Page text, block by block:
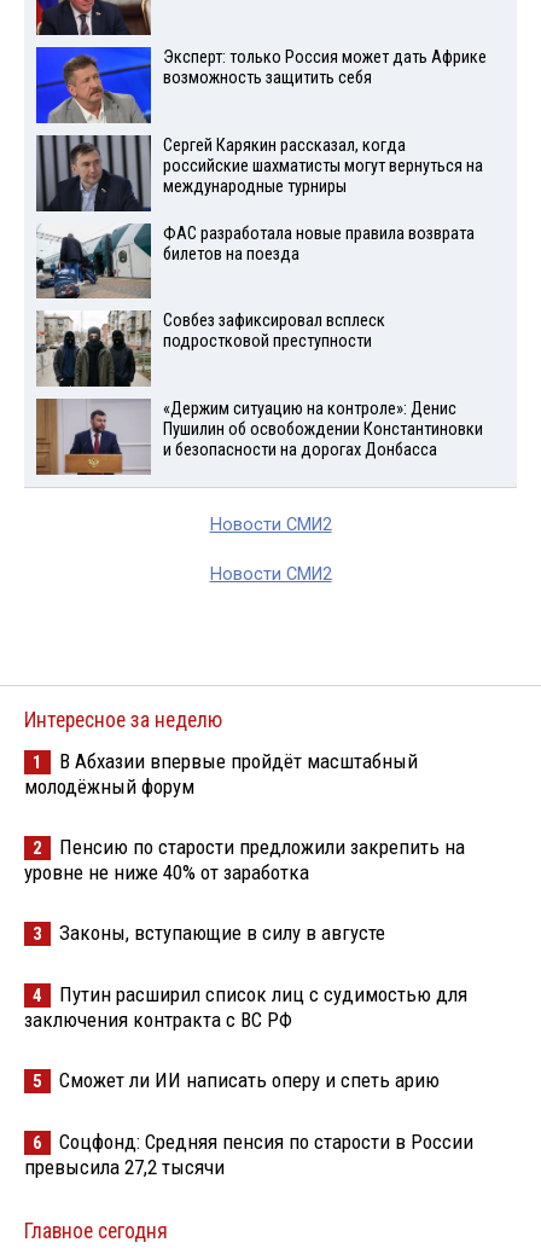
Эксперт: только Россия может дать Африке
возможность защитить себя
Сергей Карякин рассказал, когда
российские шахматисты могут вернуться на
международные турниры
ФАС разработала новые правила возврата
билетов на поезда
Совбез зафиксировал всплеск
подростковой преступности
«Держим ситуацию на контроле»: Денис
Пушилин об освобождении Константиновки
и безопасности на дорогах Донбасса
Новости СМИ2
Новости СМИ2
Интересное за неделю
1
В Абхазии впервые пройдёт масштабный
молодёжный форум
2
Пенсию по старости предложили закрепить на
уровне не ниже 40% от заработка
3 Законы, вступающие в силу в августе
4
Путин расширил список лиц с судимостью для
заключения контракта с ВС РФ
5 Сможет ли ИИ написать оперу и спеть арию
6
Соцфонд: Средняя пенсия по старости в России
превысила 27,2 тысячи
Главное сегодня